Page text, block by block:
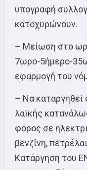
υπογραφή
κατοχυρώνουν.
– Μείωση στο
7ωρο-5ήμερο-
εφαρμογή του
– Να καταργηθεί
λαϊκής
φόρος σε
βενζίνη,
Κατάργηση του